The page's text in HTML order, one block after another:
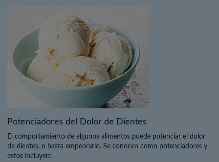
Potenciadores del Dolor de Dientes
El comportamiento de algunos alimentos puede potenciar el dolor
de dientes, o hasta empeorarlo. Se conocen como potenciadores y
estos incluyen: